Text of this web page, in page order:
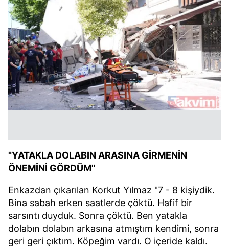
"YATAKLA DOLABIN ARASINA GİRMENİN
ÖNEMİNİ GÖRDÜM"
Enkazdan çıkarılan Korkut Yılmaz "7 - 8 kişiydik.
Bina sabah erken saatlerde çöktü. Hafif bir
sarsıntı duyduk. Sonra çöktü. Ben yatakla
dolabın dolabın arkasına atmıştım kendimi, sonra
geri geri çıktım. Köpeğim vardı. O içeride kaldı.